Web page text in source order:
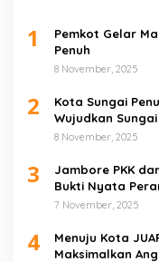
1
Pemkot Gelar
Penuh
8 November, 2025
2
Kota Sungai
Wujudkan
8 November, 2025
3
Jambore PKK
Bukti Nyata
Perekonomian
7 November, 2025
4
Menuju Kota
Maksimalkan